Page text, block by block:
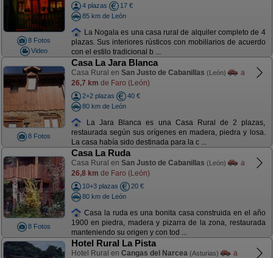
8 Fotos
Video
4 plazas
17 €
85 km de León
La Nogala es una casa rural de alquiler completo de 4
plazas. Sus interiores rústicos con mobiliarios de acuerdo
con el estilo tradicional b ...
8 Fotos
Casa La Jara Blanca
Casa Rural en San Justo de Cabanillas (León)
a
26,7 km de Faro (León)
2+2 plazas
40 €
80 km de León
La Jara Blanca es una Casa Rural de 2 plazas,
restaurada según sus orígenes en madera, piedra y losa.
La casa había sido destinada para la c ...
8 Fotos
Casa La Ruda
Casa Rural en San Justo de Cabanillas (León)
a
26,8 km de Faro (León)
10+3 plazas
20 €
80 km de León
Casa la ruda es una bonita casa construida en el año
1900 en piedra, madera y pizarra de la zona, restaurada
manteniendo su origen y con tod ...
Hotel Rural La Pista
Hotel Rural en Cangas del Narcea (Asturias)
a